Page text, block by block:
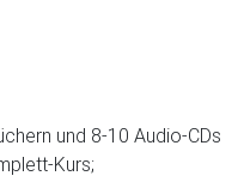
und 8-10 Audio-CDs
Kurs;